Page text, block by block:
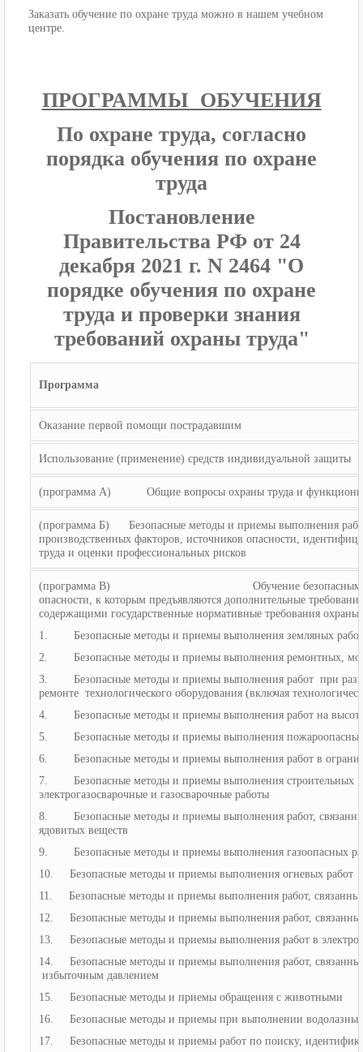
Заказать обучение по охране труда можно в нашем учебном
центре.
ПРОГРАММЫ ОБУЧЕНИЯ
По охране труда, согласно
порядка обучения по охране
труда
Постановление
Правительства РФ от 24
декабря 2021 г. N 2464 "О
порядке обучения по охране
труда и проверки знания
требований охраны труда"
Программа
Оказание первой помощи пострадавшим
Использование (применение) средств индивидуальной защиты
(программа А) Общие вопросы охраны труда и
(программа Б) Безопасные методы и приемы выполнения
производственных факторов, источников опасности,
труда и оценки профессиональных рисков
(программа В) Обучение безопасным методам и
опасности, к которым предъявляются дополнительные
содержащими государственные нормативные требования охраны
1. Безопасные методы и приемы выполнения земляных работ
2. Безопасные методы и приемы выполнения ремонтных,
3. Безопасные методы и приемы выполнения работ при
ремонте технологического оборудования (включая
4. Безопасные методы и приемы выполнения работ на
5. Безопасные методы и приемы выполнения пожароопасных
6. Безопасные методы и приемы выполнения работ в
7. Безопасные методы и приемы выполнения строительных
электрогазосварочные и газосварочные работы
8. Безопасные методы и приемы выполнения работ,
ядовитых веществ
9. Безопасные методы и приемы выполнения газоопасных
10. Безопасные методы и приемы выполнения огневых работ
11. Безопасные методы и приемы выполнения работ,
12. Безопасные методы и приемы выполнения работ, связанные
13. Безопасные методы и приемы выполнения работ в
14. Безопасные методы и приемы выполнения работ,
избыточным давлением
15. Безопасные методы и приемы обращения с животными
16. Безопасные методы и приемы при выполнении водолазных
17. Безопасные методы и приемы работ по поиску,